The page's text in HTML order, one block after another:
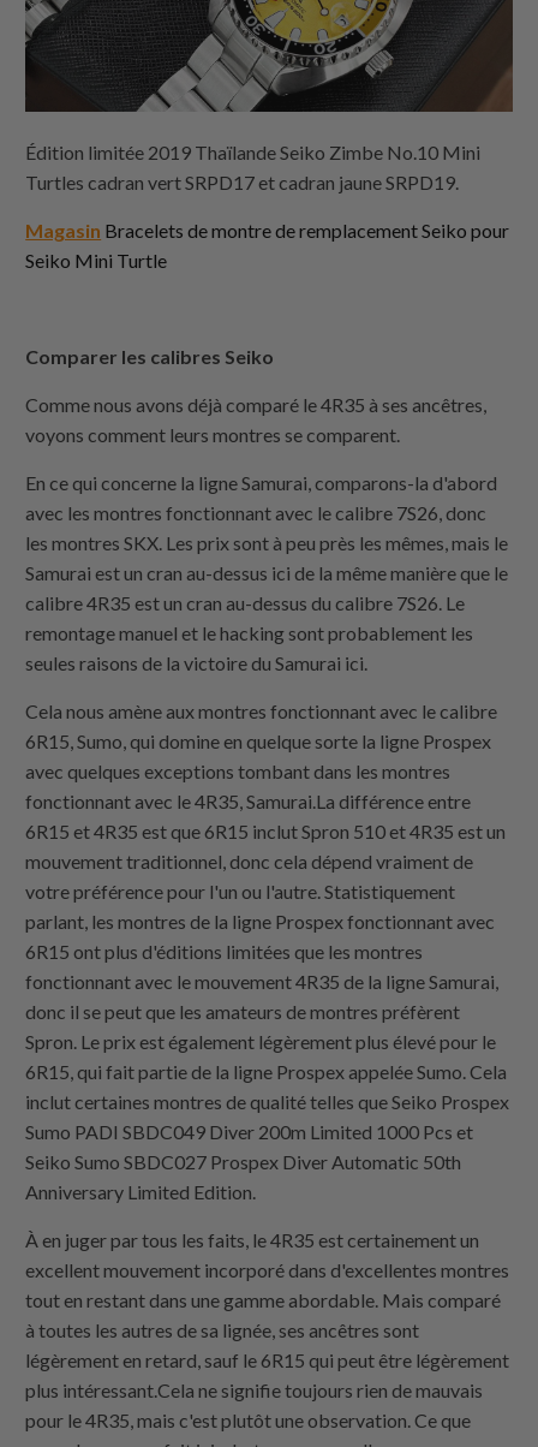
Édition limitée 2019 Thaïlande Seiko Zimbe No.10 Mini
Turtles cadran vert SRPD17 et cadran jaune SRPD19.
Magasin Bracelets de montre de remplacement Seiko pour
Seiko Mini Turtle
Comparer les calibres Seiko
Comme nous avons déjà comparé le 4R35 à ses ancêtres,
voyons comment leurs montres se comparent.
En ce qui concerne la ligne Samurai, comparons-la d'abord
avec les montres fonctionnant avec le calibre 7S26, donc
les montres SKX. Les prix sont à peu près les mêmes, mais le
Samurai est un cran au-dessus ici de la même manière que le
calibre 4R35 est un cran au-dessus du calibre 7S26. Le
remontage manuel et le hacking sont probablement les
seules raisons de la victoire du Samurai ici.
Cela nous amène aux montres fonctionnant avec le calibre
6R15, Sumo, qui domine en quelque sorte la ligne Prospex
avec quelques exceptions tombant dans les montres
fonctionnant avec le 4R35, Samurai.La différence entre
6R15 et 4R35 est que 6R15 inclut Spron 510 et 4R35 est un
mouvement traditionnel, donc cela dépend vraiment de
votre préférence pour l'un ou l'autre. Statistiquement
parlant, les montres de la ligne Prospex fonctionnant avec
6R15 ont plus d'éditions limitées que les montres
fonctionnant avec le mouvement 4R35 de la ligne Samurai,
donc il se peut que les amateurs de montres préfèrent
Spron. Le prix est également légèrement plus élevé pour le
6R15, qui fait partie de la ligne Prospex appelée Sumo. Cela
inclut certaines montres de qualité telles que Seiko Prospex
Sumo PADI SBDC049 Diver 200m Limited 1000 Pcs et
Seiko Sumo SBDC027 Prospex Diver Automatic 50th
Anniversary Limited Edition.
À en juger par tous les faits, le 4R35 est certainement un
excellent mouvement incorporé dans d'excellentes montres
tout en restant dans une gamme abordable. Mais comparé
à toutes les autres de sa lignée, ses ancêtres sont
légèrement en retard, sauf le 6R15 qui peut être légèrement
plus intéressant.Cela ne signifie toujours rien de mauvais
pour le 4R35, mais c'est plutôt une observation. Ce que